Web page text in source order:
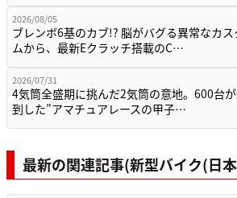
2026/08/05
ブレンボ6基のカブ!? 脳がバグる異常なカス
ムから、最新Eクラッチ搭載のC…
2026/07/31
4気筒全盛期に挑んだ2気筒の意地。600台
到した”アマチュアレースの甲子…
最新の関連記事(新型バイク(日